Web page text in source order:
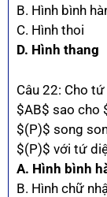
B. Hình bình
C. Hình thoi
D. Hình thang
Câu 22: Cho
$AB$ sao cho
$(P)$ song
$(P)$ với tứ
A. Hình bình
B. Hình chữ